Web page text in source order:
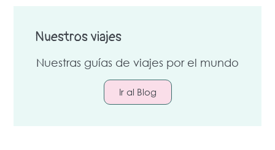
Nuestros viajes
Nuestras guías de viajes por el mundo
Ir al Blog